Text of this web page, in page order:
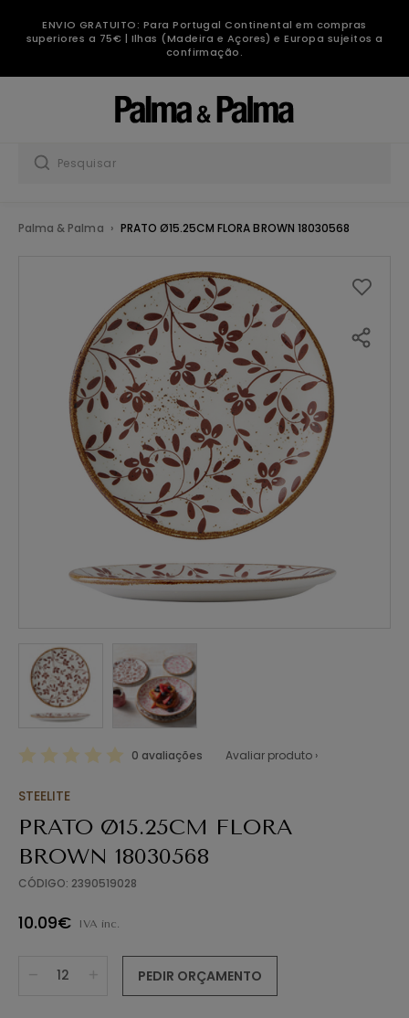
ENVIO GRATUITO: Para Portugal Continental em compras
superiores a 75€ | Ilhas (Madeira e Açores) e Europa sujeitos a
confirmação.
Palma & Palma PRATO Ø15.25CM FLORA BROWN 18030568
0 avaliações Avaliar produto ›
STEELITE
PRATO Ø15.25CM FLORA
BROWN 18030568
CÓDIGO: 2390519028
10.09€ IVA inc.
PEDIR ORÇAMENTO